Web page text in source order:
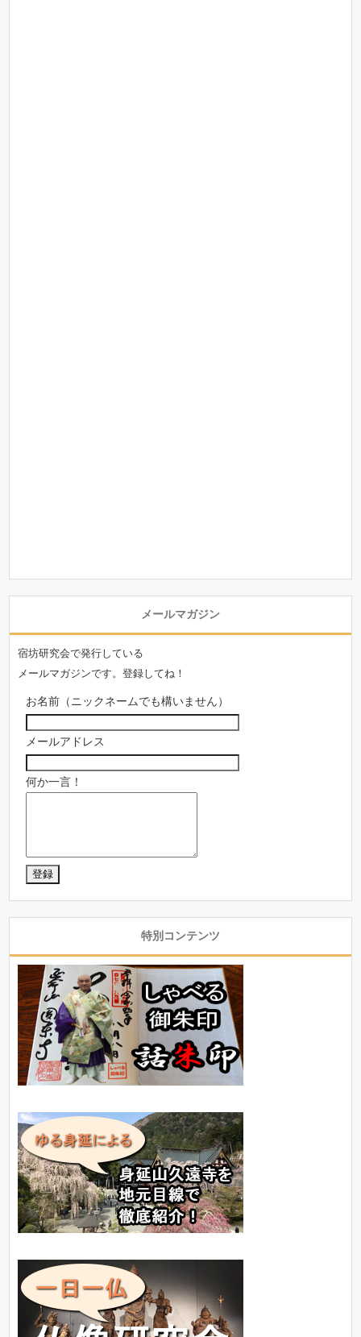
メールマガジン
宿坊研究会で発行している
メールマガジンです。登録してね！
お名前（ニックネームでも構いません）
メールアドレス
何か一言！
特別コンテンツ